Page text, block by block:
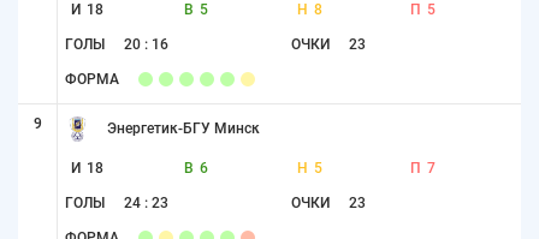
И 18 В 5 Н 8 П 5
ГОЛЫ 20 : 16 ОЧКИ 23
ФОРМА
9 Энергетик-БГУ Минск
И 18 В 6 Н 5 П 7
ГОЛЫ 24 : 23 ОЧКИ 23